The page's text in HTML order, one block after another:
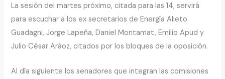
La sesión del martes próximo, citada para las 14, servirá
para escuchar a los ex secretarios de Energía Alieto
Guadagni, Jorge Lapeña, Daniel Montamat, Emilio Apud y
Julio César Aráoz, citados por los bloques de la oposición.
Al día siguiente los senadores que integran las comisiones